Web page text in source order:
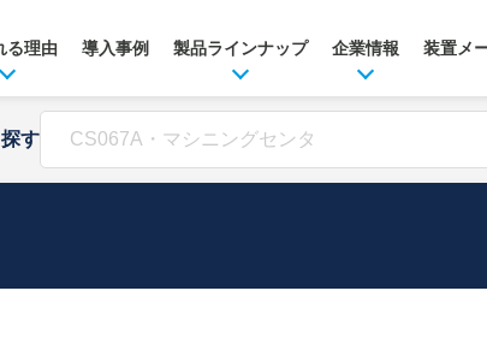
る理由 導入事例 製品ラインナップ 企業情報 装置メ
す